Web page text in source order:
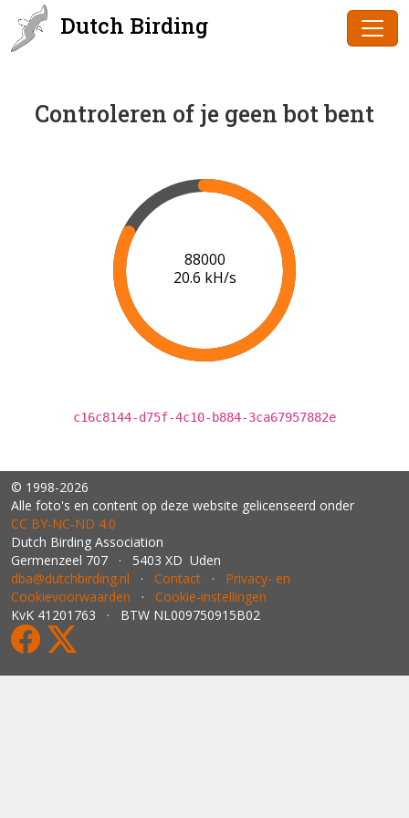
Dutch Birding
Controleren of je geen bot bent
89000
20.7 kH/s
c16c8144-d75f-4c10-b884-3ca67957882e
© 1998-2026
Alle foto's en content op deze website gelicenseerd onder
CC BY‑NC‑ND 4.0
Dutch Birding Association
Germenzeel 707 · 5403 XD Uden
dba@dutchbirding.nl · Contact · Privacy- en
Cookievoorwaarden · Cookie-instellingen
KvK 41201763 · BTW NL009750915B02